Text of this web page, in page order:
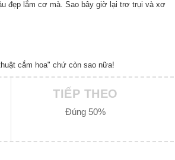
đẹp lắm cơ mà. Sao bây giờ lại trơ trụi và xơ
cắm hoa" chứ còn sao nữa!
TIẾP THEO
Đúng 50%